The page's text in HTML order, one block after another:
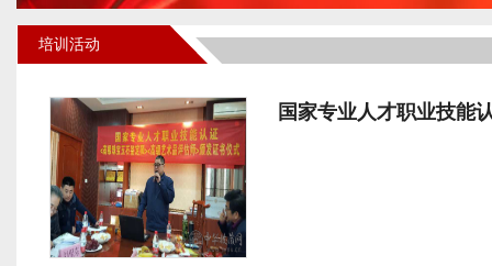
培训活动
国家专业人才职业技能